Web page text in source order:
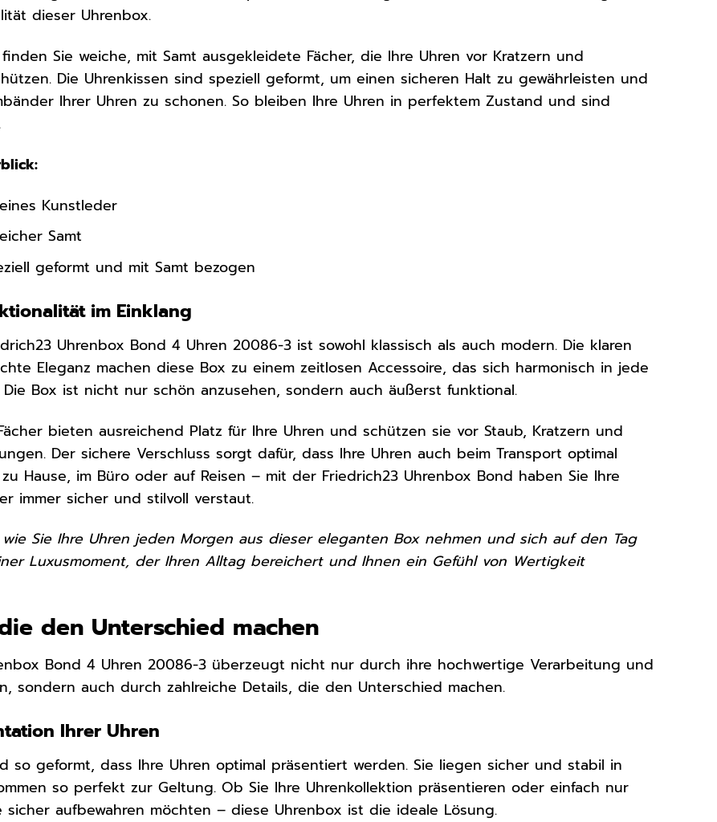
dieser Uhrenbox.
Sie weiche, mit Samt ausgekleidete Fächer, die Ihre Uhren vor Kratzern und
Die Uhrenkissen sind speziell geformt, um einen sicheren Halt zu gewährleisten und
Ihrer Uhren zu schonen. So bleiben Ihre Uhren in perfektem Zustand und sind
Kunstleder
Samt
geformt und mit Samt bezogen
im Einklang
Uhrenbox Bond 4 Uhren 20086-3 ist sowohl klassisch als auch modern. Die klaren
Eleganz machen diese Box zu einem zeitlosen Accessoire, das sich harmonisch in jede
Box ist nicht nur schön anzusehen, sondern auch äußerst funktional.
bieten ausreichend Platz für Ihre Uhren und schützen sie vor Staub, Kratzern und
Der sichere Verschluss sorgt dafür, dass Ihre Uhren auch beim Transport optimal
Hause, im Büro oder auf Reisen – mit der Friedrich23 Uhrenbox Bond haben Sie Ihre
immer sicher und stilvoll verstaut.
wie Sie Ihre Uhren jeden Morgen aus dieser eleganten Box nehmen und sich auf den Tag
Luxusmoment, der Ihren Alltag bereichert und Ihnen ein Gefühl von Wertigkeit
den Unterschied machen
Bond 4 Uhren 20086-3 überzeugt nicht nur durch ihre hochwertige Verarbeitung und
sondern auch durch zahlreiche Details, die den Unterschied machen.
Ihrer Uhren
so geformt, dass Ihre Uhren optimal präsentiert werden. Sie liegen sicher und stabil in
so perfekt zur Geltung. Ob Sie Ihre Uhrenkollektion präsentieren oder einfach nur
sicher aufbewahren möchten – diese Uhrenbox ist die ideale Lösung.